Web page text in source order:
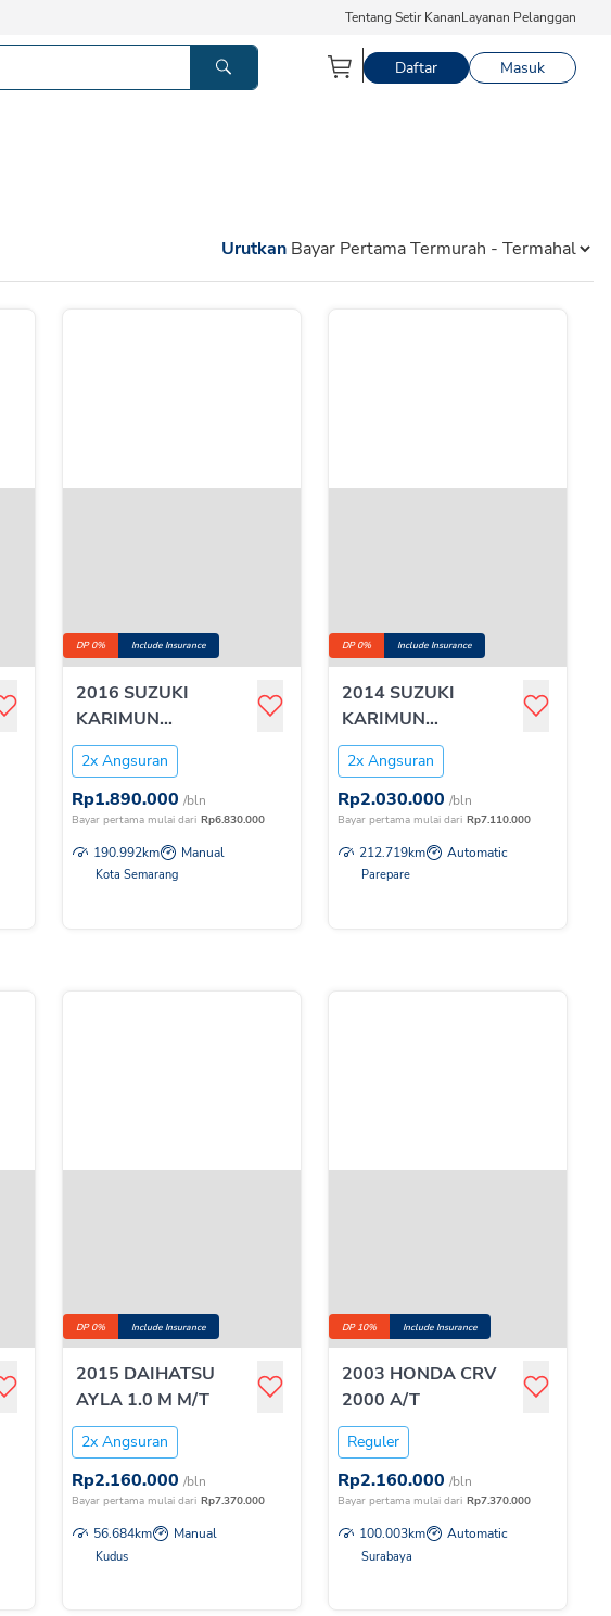
Tentang Setir KananLayanan Pelanggan
Daftar Masuk
Urutkan
DP 0% Include Insurance
2016 SUZUKI
KARIMUN
T:1.0WGNR GL MT
2x Angsuran
Rp1.890.000 /bln
Bayar pertama mulai dari Rp6.830.000
190.992km Manual
Kota Semarang
DP 0% Include Insurance
2014 SUZUKI
KARIMUN
T:1.0WGNRGS AGS
2x Angsuran
Rp2.030.000 /bln
Bayar pertama mulai dari Rp7.110.000
212.719km Automatic
Parepare
DP 0% Include Insurance
2015 DAIHATSU
AYLA 1.0 M M/T
2x Angsuran
Rp2.160.000 /bln
Bayar pertama mulai dari Rp7.370.000
56.684km Manual
Kudus
DP 10% Include Insurance
2003 HONDA CRV
2000 A/T
Reguler
Rp2.160.000 /bln
Bayar pertama mulai dari Rp7.370.000
100.003km Automatic
Surabaya